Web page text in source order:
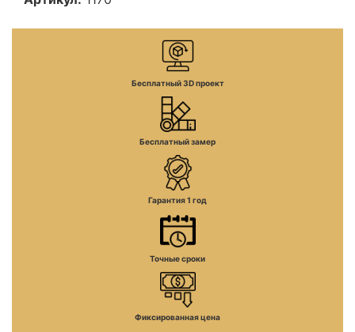
Бесплатный 3D проект
Бесплатный замер
Гарантия 1 год
Точные сроки
Фиксированная цена